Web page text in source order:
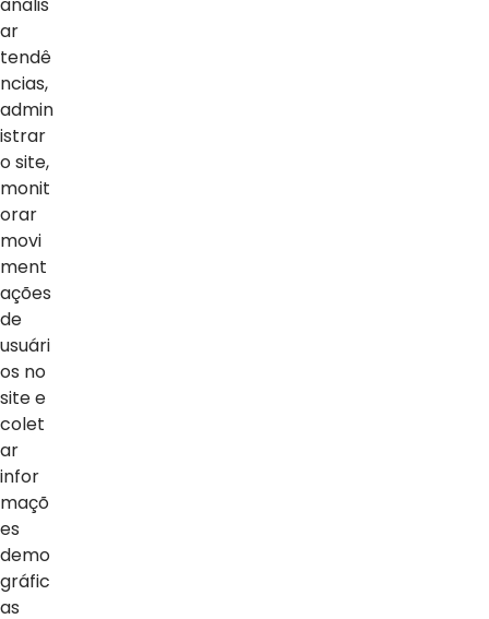
04/08/2026
ar
tendê
ncias,
admin
istrar
o site,
monit
orar
movi
ment
ações
de
usuári
os no
site e
colet
ar
infor
maçõ
es
demo
gráfic
as